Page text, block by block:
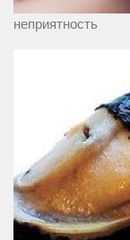
неприятность